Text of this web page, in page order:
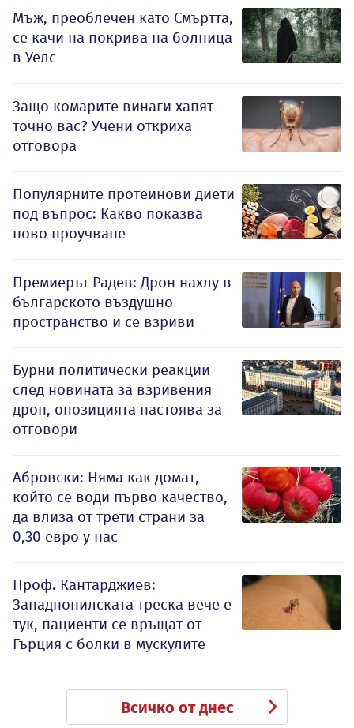
Мъж, преоблечен като Смъртта,
се качи на покрива на болница
в Уелс
Защо комарите винаги хапят
точно вас? Учени откриха
отговора
Популярните протеинови диети
под въпрос: Какво показва
ново проучване
Премиерът Радев: Дрон нахлу в
българското въздушно
пространство и се взриви
Бурни политически реакции
след новината за взривения
дрон, опозицията настоява за
отговори
Абровски: Няма как домат,
който се води първо качество,
да влиза от трети страни за
0,30 евро у нас
Проф. Кантарджиев:
Западнонилската треска вече е
тук, пациенти се връщат от
Гърция с болки в мускулите
Всичко от днес